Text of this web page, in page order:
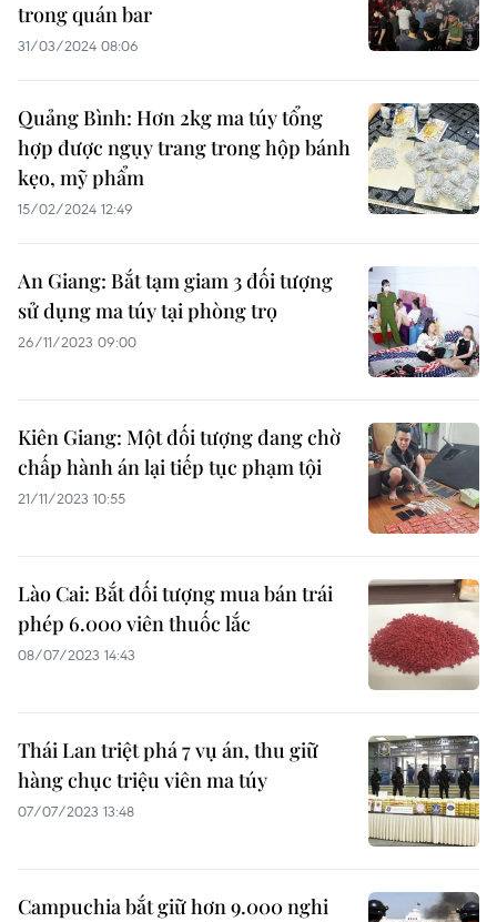
trong quán bar
31/03/2024 08:06
Quảng Bình: Hơn 2kg ma túy tổng
hợp được ngụy trang trong hộp bánh
kẹo, mỹ phẩm
15/02/2024 12:49
An Giang: Bắt tạm giam 3 đối tượng
sử dụng ma túy tại phòng trọ
26/11/2023 09:00
Kiên Giang: Một đối tượng đang chờ
chấp hành án lại tiếp tục phạm tội
21/11/2023 10:55
Lào Cai: Bắt đối tượng mua bán trái
phép 6.000 viên thuốc lắc
08/07/2023 14:43
Thái Lan triệt phá 7 vụ án, thu giữ
hàng chục triệu viên ma túy
07/07/2023 13:48
Campuchia bắt giữ hơn 9.000 nghi